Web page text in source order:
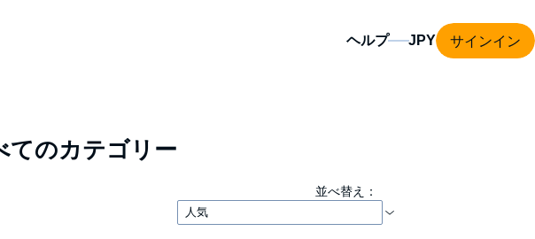
ヘルプ サインイン
てのカテゴリー
並べ替え：